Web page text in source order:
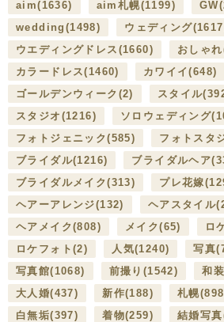
aim(1636) aim札幌(1199) GW
wedding (1498) ウェディング
ウエディングドレス (1660) おしゃれ
カラードレス(1460) カワイイ(648)
ゴールデンウィーク (2) スタイル
スタジオ (1216) ソロウェディング
フォトジェニック(585) フォトスタ
ブライダル(1216) ブライダルヘア
ブライダルメイク(313) プレ花嫁
ヘアーアレンジ(132) ヘアスタイル
ヘアメイク (808) メイク(65) ロ
ロケフォト (2) 人気(1240) 写真
写真館(1068) 前撮り (1542) 和
大人婚(437) 新作(188) 札幌
白無垢(397) 着物(259) 結婚写真